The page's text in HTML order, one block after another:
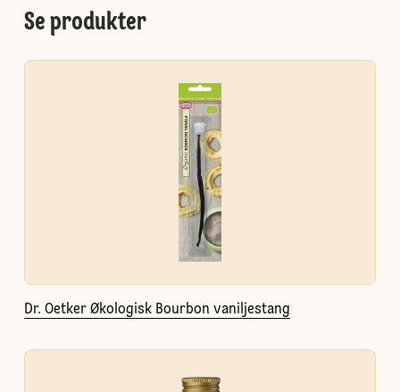
Se produkter
Dr. Oetker Økologisk Bourbon vaniljestang